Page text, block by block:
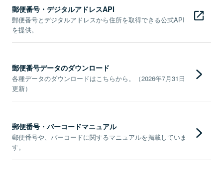
郵便番号・デジタルアドレスAPI
郵便番号とデジタルアドレスから住所を取得できる公式API
を提供。
郵便番号データのダウンロード
各種データのダウンロードはこちらから。（2026年7月31日
更新）
郵便番号・バーコードマニュアル
郵便番号や、バーコードに関するマニュアルを掲載していま
す。